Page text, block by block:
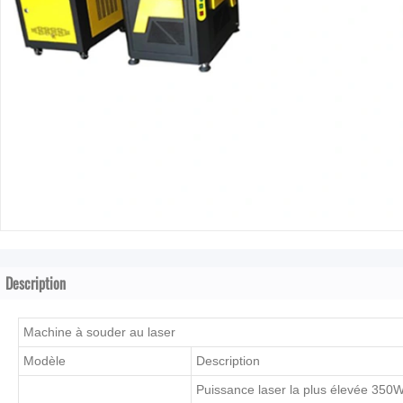
Description
Machine à souder au laser
Modèle
Description
Puissance laser la plus élevée